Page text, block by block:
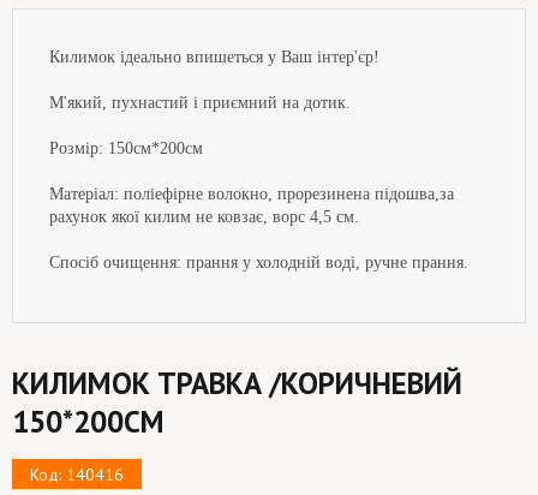
Килимок ідеально впишеться у Ваш інтер'єр!
М'який, пухнастий і приємний на дотик.
Розмір: 150см*200см
Матеріал: поліефірне волокно, прорезинена підошва,за
рахунок якої килим не ковзає, ворс 4,5 см.
Спосіб очищення: прання у холодній воді, ручне прання.
КИЛИМОК ТРАВКА /КОРИЧНЕВИЙ
150*200СМ
Код: 140416